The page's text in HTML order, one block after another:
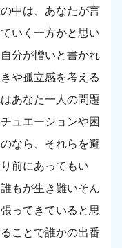
中は、あなたが言
いく一方かと思い
分が憎いと書かれ
や孤立感を考える
あなた一人の問題
ュエーションや困
なら、それらを避
前にあってもい
もが生き難いそん
ってきていると思
ことで誰かの出番